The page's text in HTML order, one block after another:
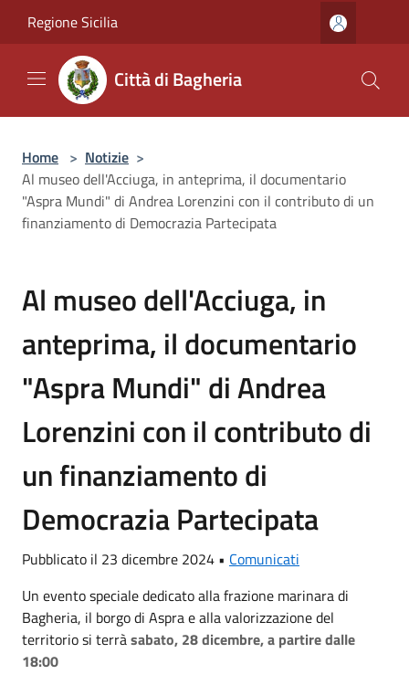
Regione Sicilia
Città di Bagheria
Home > Notizie >
Al museo dell'Acciuga, in anteprima, il documentario
"Aspra Mundi" di Andrea Lorenzini con il contributo di un
finanziamento di Democrazia Partecipata
Al museo dell'Acciuga, in
anteprima, il documentario
"Aspra Mundi" di Andrea
Lorenzini con il contributo di
un finanziamento di
Democrazia Partecipata
Pubblicato il 23 dicembre 2024 • Comunicati
Un evento speciale dedicato alla frazione marinara di
Bagheria, il borgo di Aspra e alla valorizzazione del
territorio si terràsabato, 28 dicembre, a partire dalle
18:00